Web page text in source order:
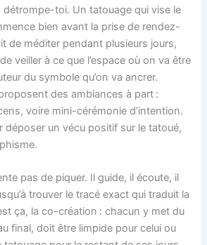
détrompe-toi. Un tatouage qui vise le
bien avant la prise de rendez-
de méditer pendant plusieurs jours,
veiller à ce que l’espace où on va être
du symbole qu’on va ancrer.
des ambiances à part :
voire mini-cérémonie d’intention.
déposer un vécu positif sur le tatoué,
pas de piquer. Il guide, il écoute, il
trouver le tracé exact qui traduit la
ça, la co-création : chacun y met du
final, doit être limpide pour celui ou